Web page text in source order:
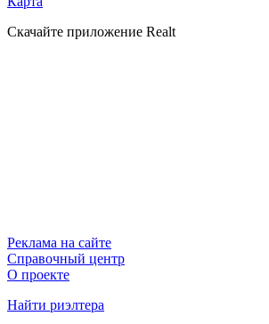
Скачайте приложение Realt
Реклама на сайте
Справочный центр
О проекте
Найти риэлтера